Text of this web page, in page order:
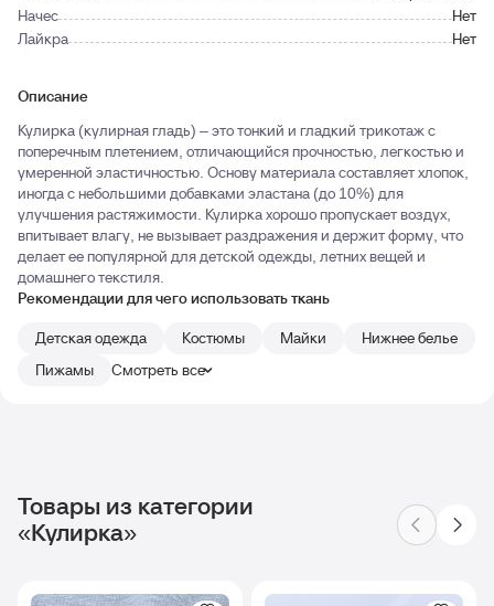
Начес
Нет
Лайкра
Нет
Описание
Кулирка (кулирная гладь) – это тонкий и гладкий трикотаж с
поперечным плетением, отличающийся прочностью, легкостью и
умеренной эластичностью. Основу материала составляет хлопок,
иногда с небольшими добавками эластана (до 10%) для
улучшения растяжимости. Кулирка хорошо пропускает воздух,
впитывает влагу, не вызывает раздражения и держит форму, что
делает ее популярной для детской одежды, летних вещей и
домашнего текстиля.
Рекомендации для чего использовать ткань
Детская одежда
Костюмы Майки
Нижнее белье
Пижамы
Смотреть все
Товары из категории
«Кулирка»